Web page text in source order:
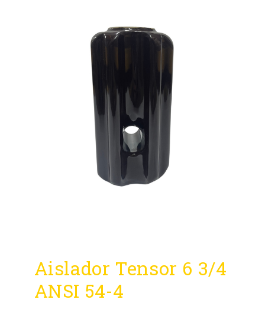
Aislador Tensor 6 3/4
ANSI 54-4